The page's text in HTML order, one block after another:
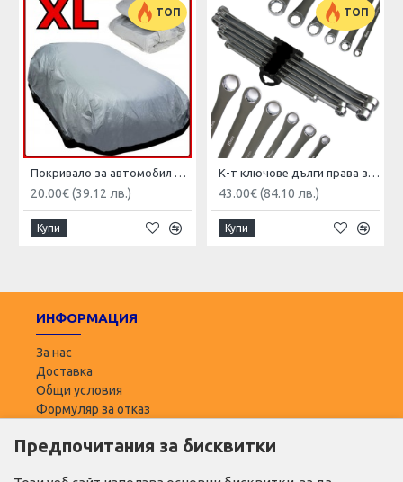
ТОП
Покривало за автомобил размер XL
20.00€ (39.12 лв.)
Купи
ТОП
К-т ключове дълги права звезда HAWEK 6 бр.
43.00€ (84.10 лв.)
Купи
ИНФОРМАЦИЯ
За нас
Доставка
Общи условия
Формуляр за отказ
ПОТРЕБИТЕЛ
Моят профил
Предпочитания за бисквитки